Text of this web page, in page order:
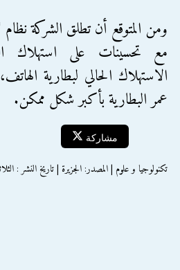
مع تحسينات على استهلاك
الاستهلاك الحالي لبطارية
عمر البطارية بأكبر شكل ممكن.
مشاركة
تكنولوجيا و علوم | المصدر: الجزيرة | تاريخ النشر : الثلاثاء 20 مايو